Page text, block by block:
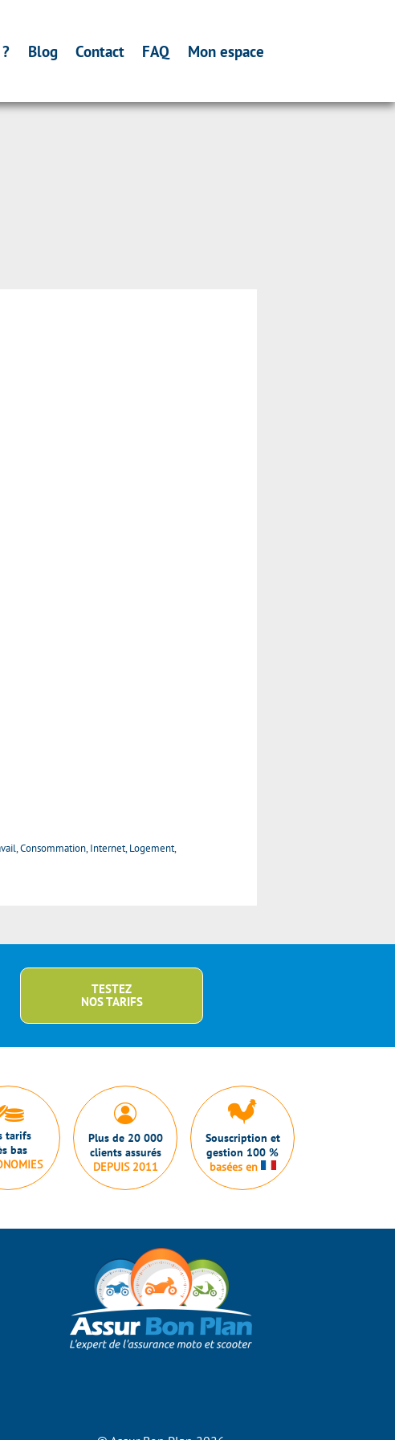
Blog Contact FAQ Mon espace
Consommation, Internet, Logement,
TESTEZ
NOS TARIFS
tarifs
bas
Plus de 20 000
clients assurés
DEPUIS 2011
Souscription et
gestion 100 %
basées en